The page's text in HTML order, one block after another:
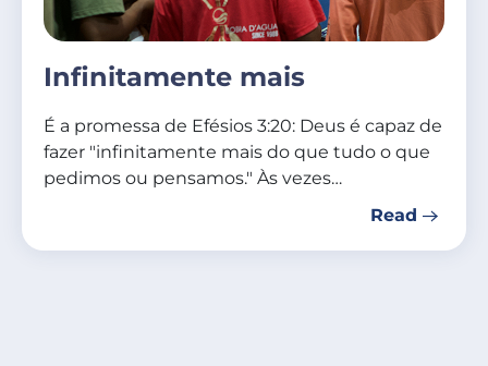
Infinitamente mais
É a promessa de Efésios 3:20: Deus é capaz de
fazer "infinitamente mais do que tudo o que
pedimos ou pensamos." Às vezes…
Read